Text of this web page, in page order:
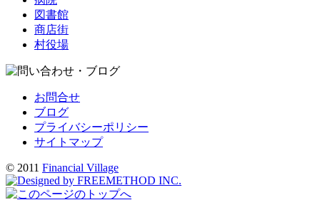
図書館
商店街
村役場
お問合せ
ブログ
プライバシーポリシー
サイトマップ
© 2011 Financial Village